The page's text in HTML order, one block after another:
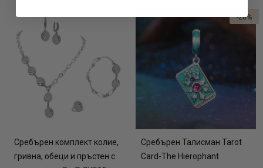
Сребърен комплект колие,
гривна, обеци и пръстен с
Сребърен Талисман Tarot
Card-The Hierophant
-28%